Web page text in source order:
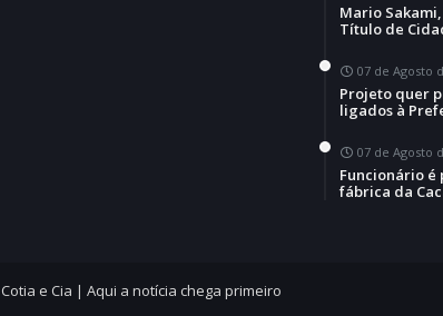
Mario
Título de
07 de Agosto
Projeto quer
ligados à
07 de Agosto
Funcionário é
fábrica da
Cotia e Cia | Aqui a notícia chega primeiro